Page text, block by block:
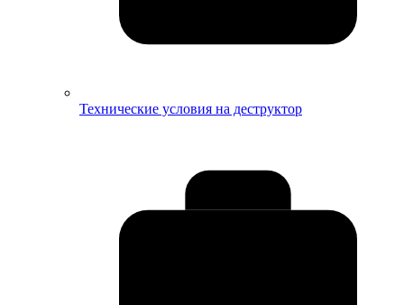
Технические условия на деструктор